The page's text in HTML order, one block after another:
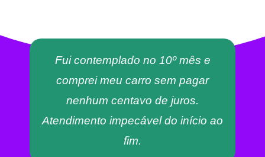
Fui contemplado no 10º mês e
comprei meu carro sem pagar
nenhum centavo de juros.
Atendimento impecável do início ao
fim.